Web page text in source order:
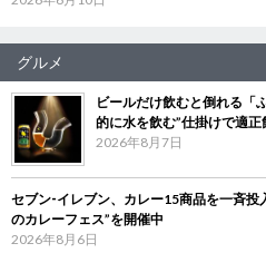
グルメ
ビールだけ飲むと倒れる「
的に水を飲む”仕掛けで適正
2026年8月7日
セブン‐イレブン、カレー15商品を一斉
のカレーフェス”を開催中
2026年8月6日